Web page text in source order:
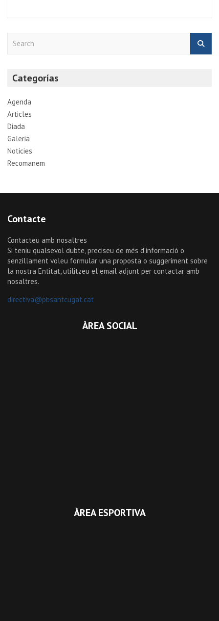
Categorías
Agenda
Articles
Diada
Galeria
Noticies
Recomanem
Contacte
Contacteu amb nosaltres
Si teniu qualsevol dubte, preciseu de més d’informació o
senzillament voleu formular una proposta o suggeriment sobre
la nostra Entitat, utilitzeu el email adjunt per contactar amb
nosaltres.
directiva@pbsantcugat.cat
ÀREA SOCIAL
ÀREA ESPORTIVA